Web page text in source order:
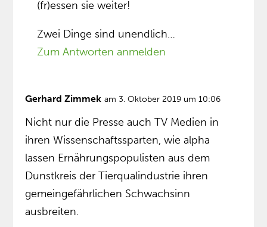
(fr)essen sie weiter!
Zwei Dinge sind unendlich…
Zum Antworten anmelden
Gerhard Zimmek am 3. Oktober 2019 um 10:06
Nicht nur die Presse auch TV Medien in
ihren Wissenschaftssparten, wie alpha
lassen Ernährungspopulisten aus dem
Dunstkreis der Tierqualindustrie ihren
gemeingefährlichen Schwachsinn
ausbreiten.